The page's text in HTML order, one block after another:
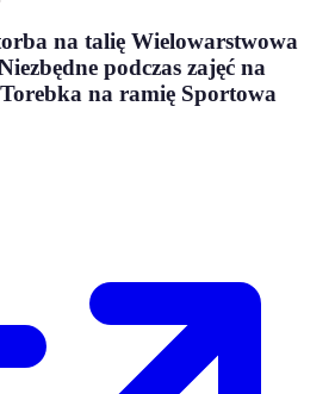
na talię Wielowarstwowa
podczas zajęć na
na ramię Sportowa